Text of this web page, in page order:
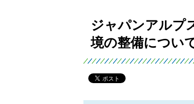
ジャパンアルプ
境の整備につい